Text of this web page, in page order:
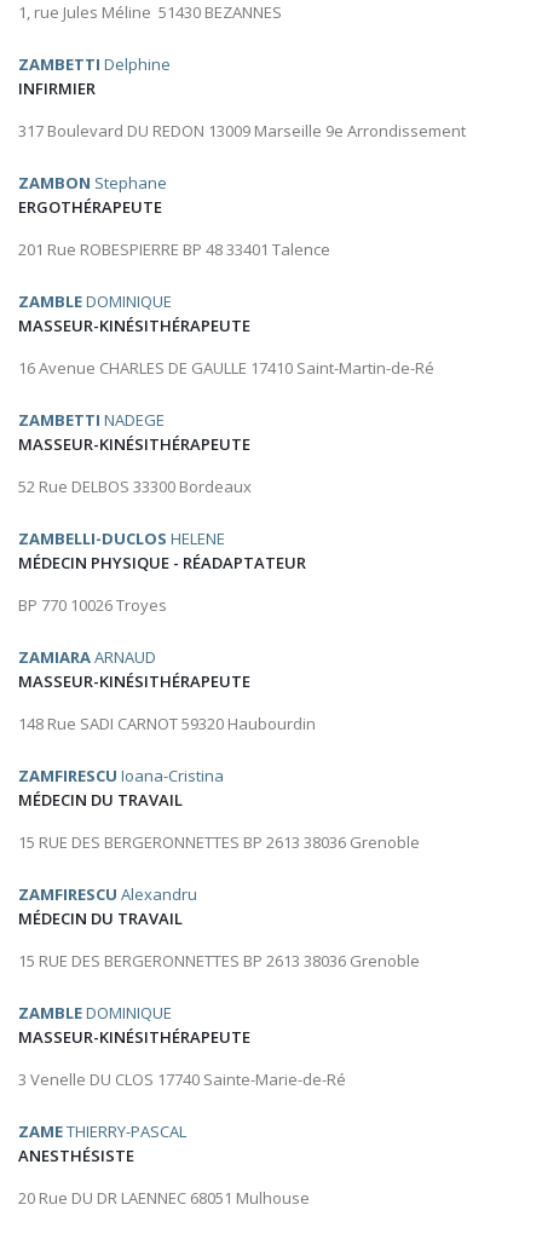
1, rue Jules Méline 51430 BEZANNES
ZAMBETTI Delphine
INFIRMIER
317 Boulevard DU REDON 13009 Marseille 9e Arrondissement
ZAMBON Stephane
ERGOTHÉRAPEUTE
201 Rue ROBESPIERRE BP 48 33401 Talence
ZAMBLEDOMINIQUE
MASSEUR-KINÉSITHÉRAPEUTE
16 Avenue CHARLES DE GAULLE 17410 Saint-Martin-de-Ré
ZAMBETTI NADEGE
MASSEUR-KINÉSITHÉRAPEUTE
52 Rue DELBOS 33300 Bordeaux
ZAMBELLI-DUCLOS HELENE
MÉDECIN PHYSIQUE - RÉADAPTATEUR
BP 770 10026 Troyes
ZAMIARAARNAUD
MASSEUR-KINÉSITHÉRAPEUTE
148 Rue SADI CARNOT 59320 Haubourdin
ZAMFIRESCU Ioana-Cristina
MÉDECIN DU TRAVAIL
15 RUE DES BERGERONNETTES BP 2613 38036 Grenoble
ZAMFIRESCU Alexandru
MÉDECIN DU TRAVAIL
15 RUE DES BERGERONNETTES BP 2613 38036 Grenoble
ZAMBLEDOMINIQUE
MASSEUR-KINÉSITHÉRAPEUTE
3 Venelle DU CLOS 17740 Sainte-Marie-de-Ré
ZAMETHIERRY-PASCAL
ANESTHÉSISTE
20 Rue DU DR LAENNEC 68051 Mulhouse